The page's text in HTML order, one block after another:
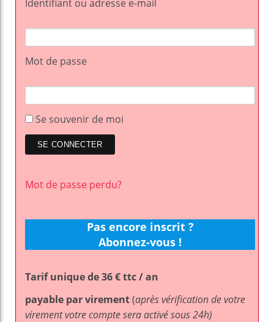
Identifiant ou adresse e-mail
Mot de passe
Se souvenir de moi
Mot de passe perdu?
Pas encore inscrit ?
Abonnez-vous !
Tarif unique de 36 € ttc / an
payable par virement(après vérification de votre
virement votre compte sera activé sous 24h)